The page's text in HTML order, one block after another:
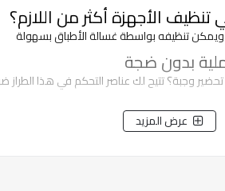
الأجهزة أكثر من اللازم؟
ويمكن تنظيفه بواسطة غسالة الأطباق بسهولة
بدون ضجة
وجبة؟ تتيح لك عناصر التحكم في هذا
عرض المزيد